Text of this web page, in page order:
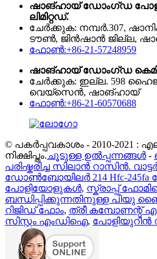
ഷാങ്ഹായ് ഡോംഗ്ഡ
ലിമിറ്റഡ്.
ചേർക്കുക: നമ്പർ.307,
ടൗൺ, ജിൻഷാൻ ജില്ല,
ഫോൺ:+86-21-57248959
ഷാങ്ഹായ് ഡോംഗ്ഡ
ചേർക്കുക: ഇല്ല. 598
വെയ്‌സെൻ, ഷാങ്ഹായ്
ഫോൺ:+86-21-60570688
© പകർപ്പവകാശം - 2010-2021
നിക്ഷിപ്തം. ചൂടുള്ള ഉൽപ്പന്നങ്ങൾ -
പരിഷ്കരിച്ച സിലാൻ റാസിൻ.
ഡോൺബോയിലർ 214 Hfc-
പോളിയോളുകൾ, സ്ക്രാപ്പ്
ബന്ധിപ്പിക്കുന്നതിനുള്ള പിയു
റിജിഡ് ഫോം, ത്രീ കമ്പോണന്റ്
സിസ്റ്റം എംഡിഐ, പോളിയുറീൻ